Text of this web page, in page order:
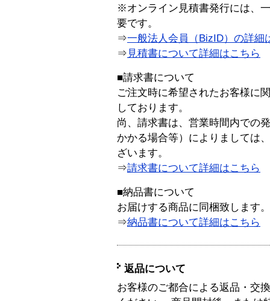
※オンライン見積書発行には、
要です。
⇒一般法人会員（BizID）の詳細
⇒ 見積書について詳細はこちら
■請求書について
ご注文時に希望されたお客様に
しております。
尚、請求書は、営業時間内での
かかる場合等）によりましては
ざいます。
⇒請求書について詳細はこちら
■納品書について
お届けする商品に同梱致します。
⇒納品書について詳細はこちら
返品について
お客様のご都合による返品・交